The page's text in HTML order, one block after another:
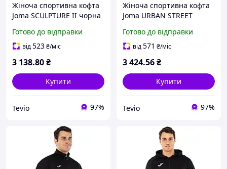
Жіноча спортивна кофта
Joma SCULPTURE II чорна
капюшоном для
тренувань
Готово до відправки
від523₴/міс
3 138.80₴
Купити
Tevio 97%
Жіноча спортивна кофта
Joma URBAN STREET
блискавці для тренувань
розмір L
Готово до відправки
від571 ₴/міс
3 424.56₴
Купити
Tevio 97%